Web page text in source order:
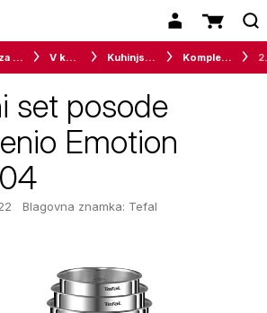
Vse za dom V kuhinji Kuhinjska posoda Kompleti kuhinjske posode
set posode
Emotion
Blagovna znamka: Tefal